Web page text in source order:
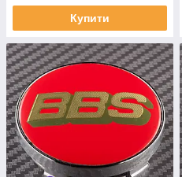
Купити